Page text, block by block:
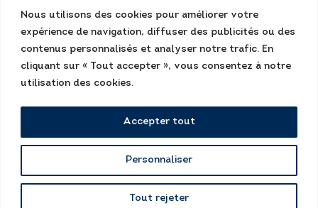
Nous utilisons des cookies pour améliorer votre
expérience de navigation, diffuser des publicités ou des
contenus personnalisés et analyser notre trafic. En
cliquant sur « Tout accepter », vous consentez à notre
utilisation des cookies.
Personnaliser
Tout rejeter
Accepter tout
Siège social
75018 Paris
Tél. : 01 55 07 13 13
accueil@afad-idf.asso.fr